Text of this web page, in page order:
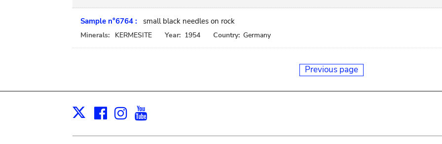
Sample n°6764 : small black needles on rock
Minerals: KERMESITE Year: 1954 Country: Germany
Previous page
X Facebook
Instagram